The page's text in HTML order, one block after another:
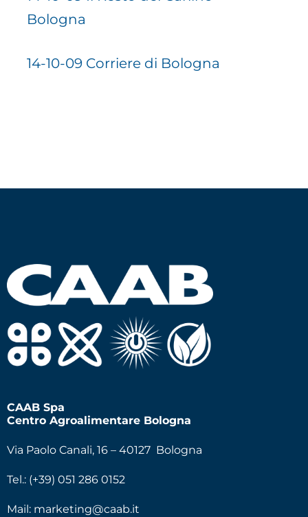
Bologna
14-10-09 Corriere di Bologna
CAAB Spa
Centro Agroalimentare Bologna
Via Paolo Canali, 16 – 40127 Bologna
Tel.: (+39) 051 286 0152
Mail: marketing@caab.it